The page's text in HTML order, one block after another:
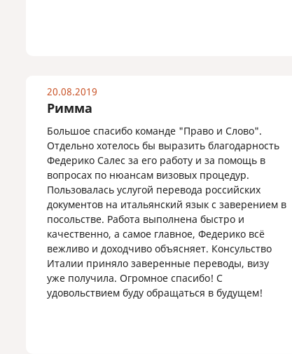
20.08.2019
Римма
Большое спасибо команде "Право и Слово".
Отдельно хотелось бы выразить благодарность
Федерико Салес за его работу и за помощь в
вопросах по нюансам визовых процедур.
Пользовалась услугой перевода российских
документов на итальянский язык с заверением в
посольстве. Работа выполнена быстро и
качественно, а самое главное, Федерико всё
вежливо и доходчиво объясняет. Консульство
Италии приняло заверенные переводы, визу
уже получила. Огромное спасибо! С
удовольствием буду обращаться в будущем!